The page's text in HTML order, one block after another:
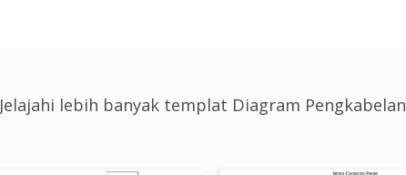
Jelajahi lebih banyak templat Diagram Pengkabelan